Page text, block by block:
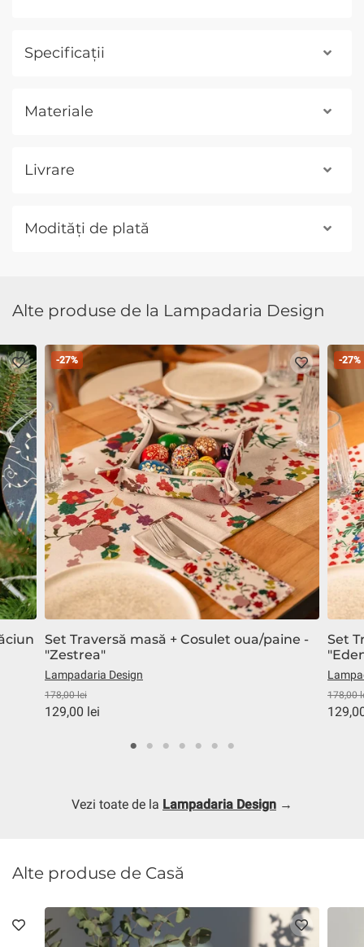
Specificații
Materiale
Livrare
Modități de plată
Alte produse de la Lampadaria Design
-27%
Set Traversă masă + Cosulet oua/paine -
"Zestrea"
Lampadaria Design
178,00 lei
129,00 lei
-27%
Set
178,00
Vezi toate de la Lampadaria Design →
Alte produse de Casă